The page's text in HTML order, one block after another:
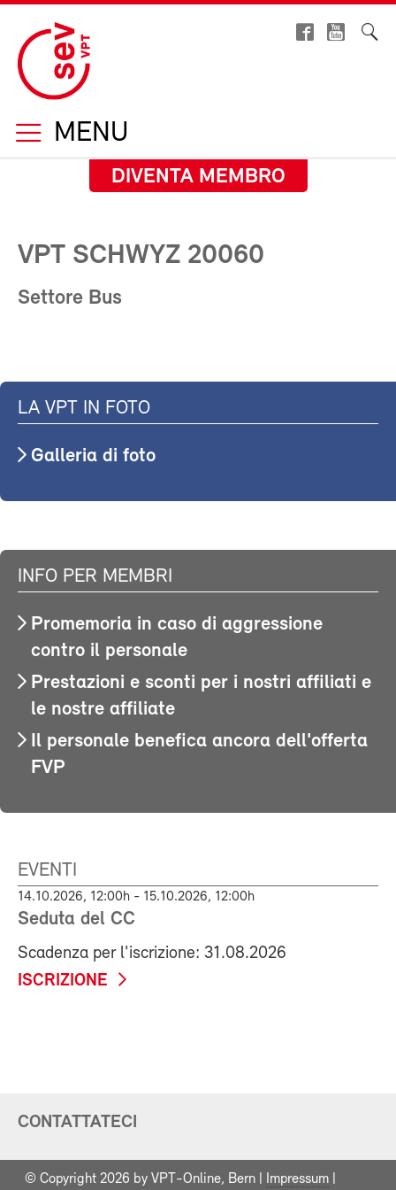
MENU
DIVENTA MEMBRO
VPT SCHWYZ 20060
Settore Bus
LA VPT IN FOTO
Galleria di foto
INFO PER MEMBRI
Promemoria in caso di aggressione
contro il personale
Prestazioni e sconti per i nostri affiliati e
le nostre affiliate
Il personale benefica ancora dell'offerta
FVP
EVENTI
14.10.2026, 12:00h - 15.10.2026, 12:00h
Seduta del CC
Scadenza per l'iscrizione: 31.08.2026
ISCRIZIONE
CONTATTATECI
© Copyright 2026 by VPT-Online, Bern | Impressum